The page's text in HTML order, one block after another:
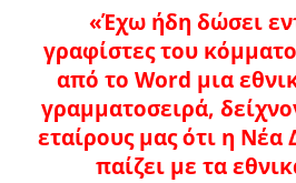
«Έχω ήδη δώσει
γραφίστες του
από το Word μια
γραμματοσειρά,
εταίρους μας ότι η Νέα
παίζει με τα